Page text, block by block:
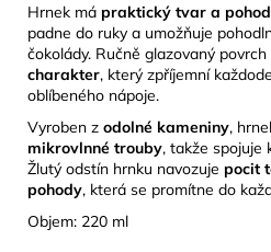
Hrnek má praktický tvar a
padne do ruky a umožňuje
čokolády. Ručně glazovaný
charakter, který zpříjemní
oblíbeného nápoje.
Vyroben z odolné kameniny,
mikrovlnné trouby, takže spojuje
Žlutý odstín hrnku navozuje pocit
pohody, která se promítne do
Objem: 220 ml